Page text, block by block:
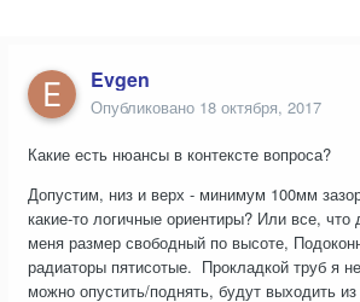
Evgen
Опубликовано 18 октября, 2017
Какие есть нюансы в контексте вопроса?
Допустим, низ и верх - минимум 100мм
какие-то логичные ориентиры? Или все,
меня размер свободный по высоте,
радиаторы пятисотые. Прокладкой труб я
можно опустить/поднять, будут выходить